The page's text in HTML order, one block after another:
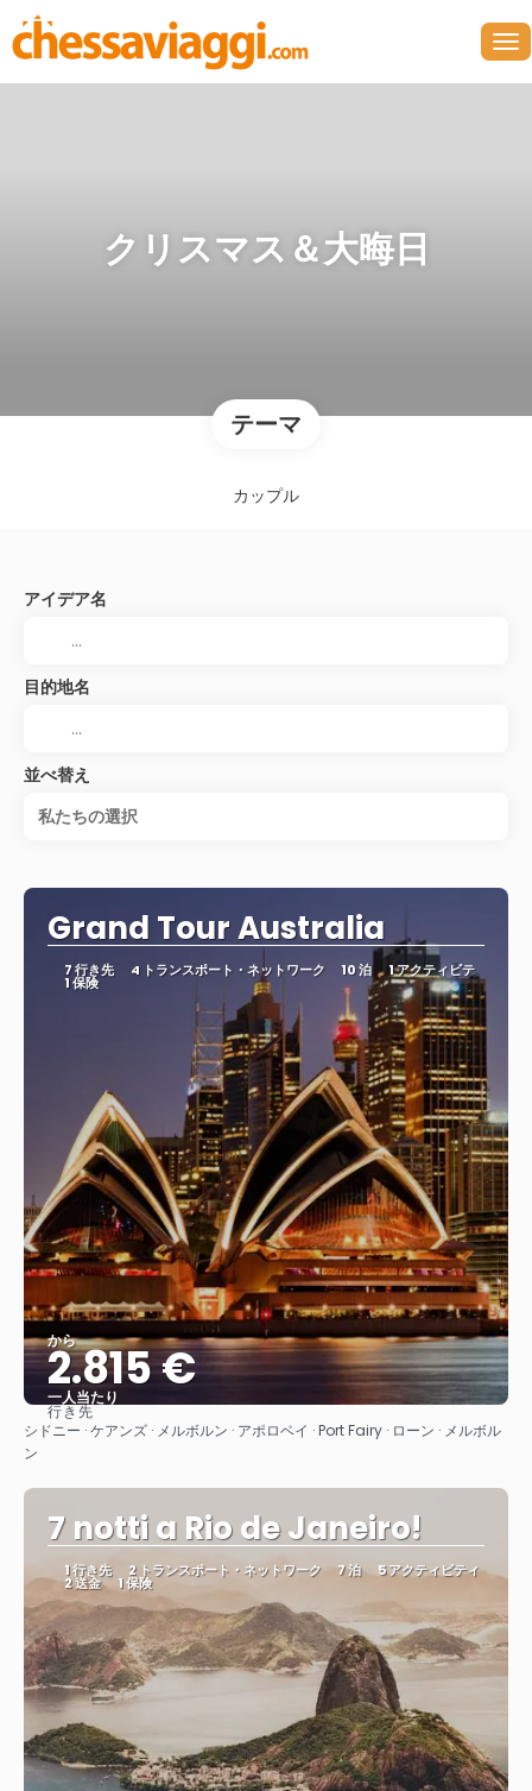
クリスマス＆大晦日
テーマ
カップル
アイデア名
目的地名
並べ替え
私たちの選択
Grand Tour Australia
7 行き先 4 トランスポート・ネットワーク 10 泊 1 アクティビテ
1 保険
から
2.815 €
一人当たり
見る
行き先
シドニー · ケアンズ · メルボルン · アポロベイ · Port Fairy · ローン · メルボル
ン
7 notti a Rio de Janeiro!
1 行き先 2 トランスポート・ネットワーク 7 泊 5 アクティビティ
2 送金 1 保険